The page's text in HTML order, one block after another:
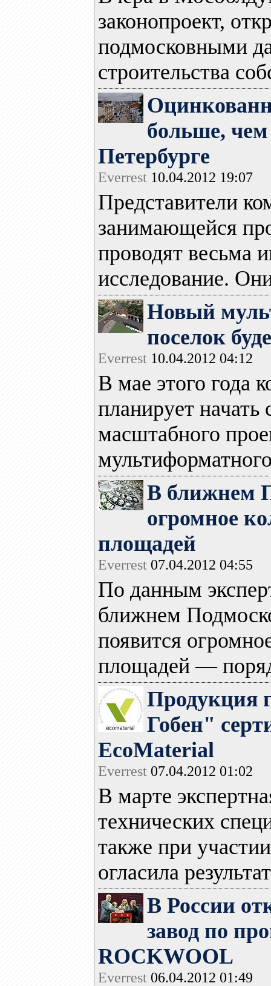
законопроект,
подмосковными
строительства
больше,
Петербурге
Everrest 10.04.2012 19:07
Представители
занимающейся
проводят весьма
исследование.
Новый
поселок
Everrest 10.04.2012 04:12
В мае этого года
планирует начать
масштабного
В ближнем
огромное
площадей
Everrest 07.04.2012 04:55
По данным
ближнем
появится
площадей —
Продукция
Гобен"
EcoMaterial
Everrest 07.04.2012 01:02
В марте
технических
также при
огласила
В России
завод по
ROCKWOOL
Everrest 06.04.2012 01:49